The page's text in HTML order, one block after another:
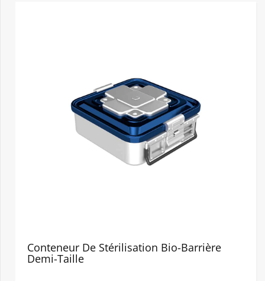
Conteneur De Stérilisation Bio-Barrière
Demi-Taille